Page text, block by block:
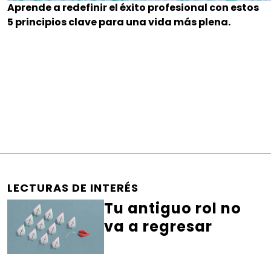
Aprende a redefinir el éxito profesional con estos
5 principios clave para una vida más plena.
LECTURAS DE INTERÉS
Tu antiguo rol no
va a regresar